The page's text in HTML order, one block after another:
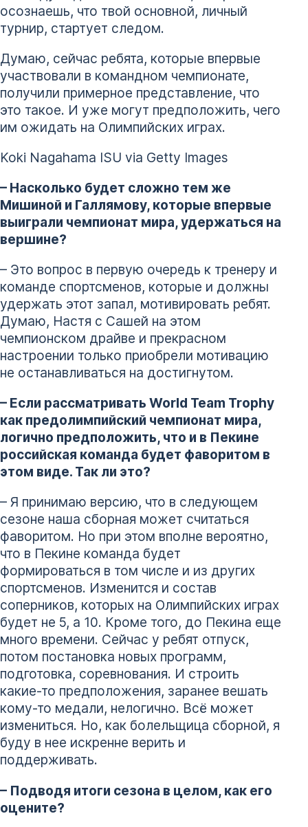
осознаешь, что твой основной, личный
турнир, стартует следом.
Думаю, сейчас ребята, которые впервые
участвовали в командном чемпионате,
получили примерное представление, что
это такое. И уже могут предположить, чего
им ожидать на Олимпийских играх.
Koki Nagahama ISU via Getty Images
– Насколько будет сложно тем же
Мишиной и Галлямову, которые впервые
выиграли чемпионат мира, удержаться на
вершине?
– Это вопрос в первую очередь к тренеру и
команде спортсменов, которые и должны
удержать этот запал, мотивировать ребят.
Думаю, Настя с Сашей на этом
чемпионском драйве и прекрасном
настроении только приобрели мотивацию
не останавливаться на достигнутом.
– Если рассматривать World Team Trophy
как предолимпийский чемпионат мира,
логично предположить, что и в Пекине
российская команда будет фаворитом в
этом виде. Так ли это?
– Я принимаю версию, что в следующем
сезоне наша сборная может считаться
фаворитом. Но при этом вполне вероятно,
что в Пекине команда будет
формироваться в том числе и из других
спортсменов. Изменится и состав
соперников, которых на Олимпийских играх
будет не 5, а 10. Кроме того, до Пекина еще
много времени. Сейчас у ребят отпуск,
потом постановка новых программ,
подготовка, соревнования. И строить
какие-то предположения, заранее вешать
кому-то медали, нелогично. Всё может
измениться. Но, как болельщица сборной, я
буду в нее искренне верить и
поддерживать.
– Подводя итоги сезона в целом, как его
оцените?